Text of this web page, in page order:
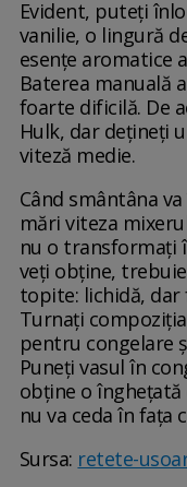
Evident, puteți
vanilie, o lingură
esențe aromatice
Baterea manuală
foarte dificilă. De
Hulk, dar dețineți
viteză medie.
Când smântâna
mări viteza
nu o transformați
veți obține,
topite: lichidă, dar
Turnați
pentru congelare
Puneți vasul în
obține o înghețată
nu va ceda în fața
Sursa: retete-